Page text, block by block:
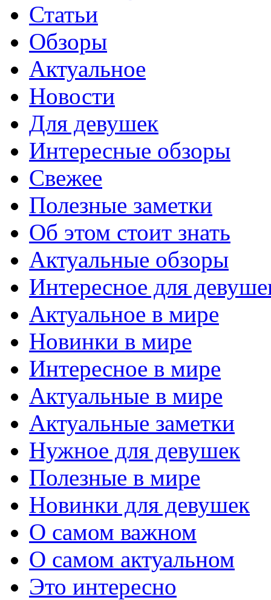
Статьи
Обзоры
Актуальное
Новости
Для девушек
Интересные обзоры
Свежее
Полезные заметки
Об этом стоит знать
Актуальные обзоры
Интересное для
Актуальное в мире
Новинки в мире
Интересное в мире
Актуальные в мире
Актуальные заметки
Нужное для девушек
Полезные в мире
Новинки для девушек
О самом важном
О самом актуальном
Это интересно